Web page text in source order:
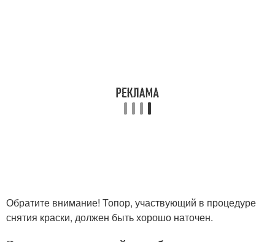
Обратите внимание! Топор, участвующий в процедуре
снятия краски, должен быть хорошо наточен.